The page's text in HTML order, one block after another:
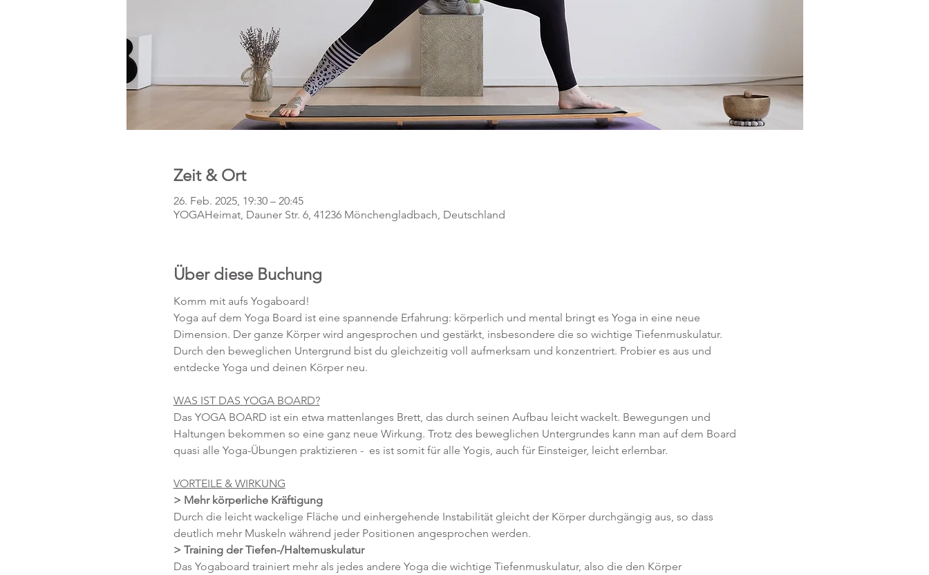
Zeit & Ort
26. Feb. 2025, 19:30 – 20:45
YOGAHeimat, Dauner Str. 6, 41236 Mönchengladbach, Deutschland
Über diese Buchung
Komm mit aufs Yogaboard!
Yoga auf dem Yoga Board ist eine spannende Erfahrung: körperlich und mental bringt es Yoga in eine neue
Dimension. Der ganze Körper wird angesprochen und gestärkt, insbesondere die so wichtige Tiefenmuskulatur.
Durch den beweglichen Untergrund bist du gleichzeitig voll aufmerksam und konzentriert. Probier es aus und
entdecke Yoga und deinen Körper neu.
WAS IST DAS YOGA BOARD?
Das YOGA BOARD ist ein etwa mattenlanges Brett, das durch seinen Aufbau leicht wackelt. Bewegungen und
Haltungen bekommen so eine ganz neue Wirkung. Trotz des beweglichen Untergrundes kann man auf dem Board
quasi alle Yoga-Übungen praktizieren -  es ist somit für alle Yogis, auch für Einsteiger, leicht erlernbar.
VORTEILE & WIRKUNG
> Mehr körperliche Kräftigung
Durch die leicht wackelige Fläche und einhergehende Instabilität gleicht der Körper durchgängig aus, so dass
deutlich mehr Muskeln während jeder Positionen angesprochen werden.
> Training der Tiefen-/Haltemuskulatur
Das Yogaboard trainiert mehr als jedes andere Yoga die wichtige Tiefenmuskulatur, also die den Körper